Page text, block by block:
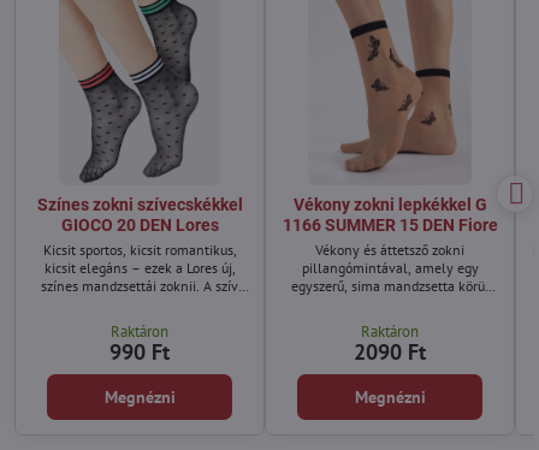
Színes zokni szívecskékkel
GIOCO 20 DEN Lores
Kicsit sportos, kicsit romantikus,
kicsit elegáns – ezek a Lores új,
színes mandzsettái zoknii. A szív
színes mandzsetta azt jelenti, hogy
ez a modell sokféle stílussal
kombinálható – a sportostól a
különleges alkalmakra valókig.
Raktáron
990 Ft
Megnézni
Vékony zokni lepkékkel G
1166 SUMMER 15 DEN Fiore
Vékony és áttetsző zokni
pillangómintával, amely egy
egyszerű, sima mandzsetta körül
látható. Jól passzol minden tavaszi
és nyári cipőhöz.
Raktáron
2090 Ft
Megnézni